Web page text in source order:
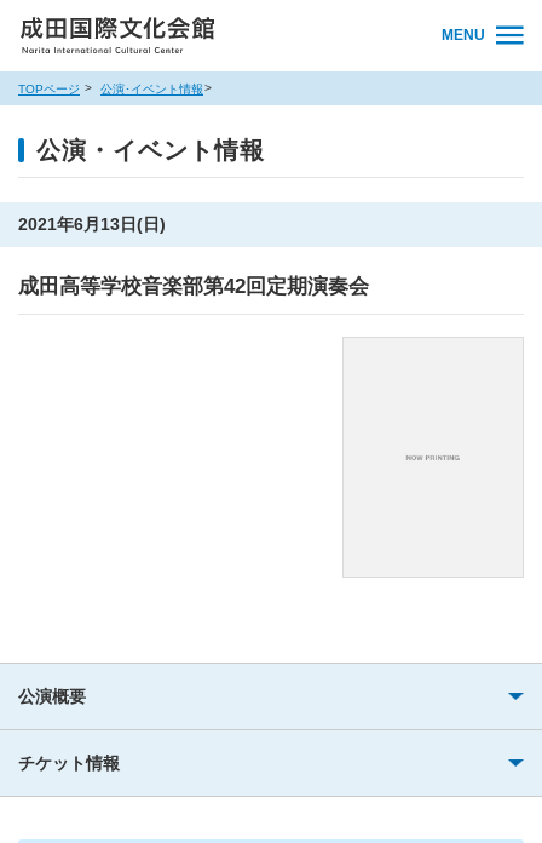
MENU
TOPページ 公演･イベント情報
公演・イベント情報
2021年6月13日(日)
成田高等学校音楽部第42回定期演奏会
公演概要
チケット情報